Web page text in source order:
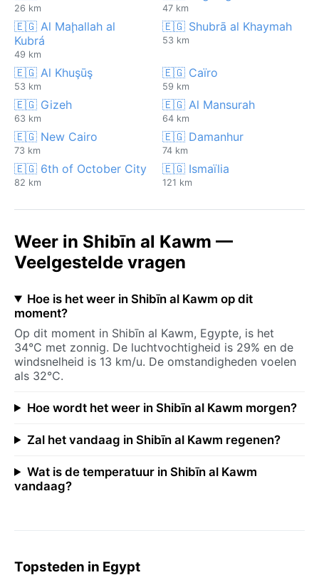
26 km 47 km
🇪🇬 Al Maḩallah al
Kubrá
49 km
🇪🇬 Shubrā al Khaymah
53 km
🇪🇬 Al Khuşūş
53 km
🇪🇬 Caïro
59 km
🇪🇬 Gizeh
63 km
🇪🇬 Al Mansurah
64 km
🇪🇬 New Cairo
73 km
🇪🇬 Damanhur
74 km
🇪🇬 6th of October City
82 km
🇪🇬 Ismaïlia
121 km
Weer in Shibīn al Kawm —
Veelgestelde vragen
Hoe is het weer in Shibīn al Kawm op dit
moment?
Op dit moment in Shibīn al Kawm, Egypte, is het
34°C met zonnig. De luchtvochtigheid is 29% en de
windsnelheid is 13 km/u. De omstandigheden voelen
als 32°C.
Hoe wordt het weer in Shibīn al Kawm morgen?
Zal het vandaag in Shibīn al Kawm regenen?
Wat is de temperatuur in Shibīn al Kawm
vandaag?
Topsteden in Egypt